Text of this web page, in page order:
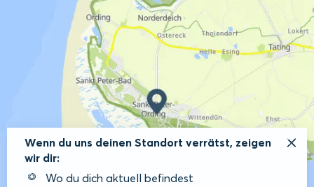
Wenn du uns deinen Standort verrätst, zeigen
wir dir:
Wo du dich aktuell befindest